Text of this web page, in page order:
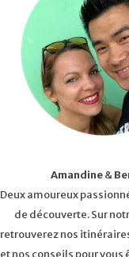
Amandine&
Deux amoureux
de découverte. Sur
retrouverez nos
et nos conseils pour vous